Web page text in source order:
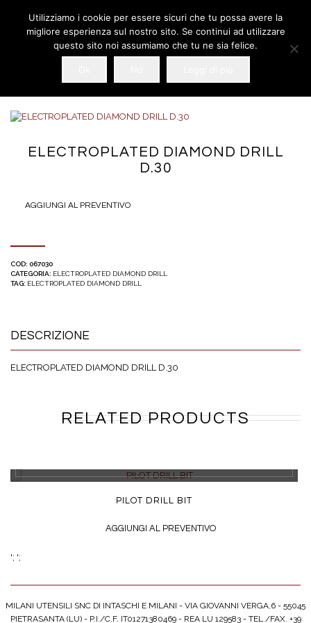
ELECTROPLATED DIAMOND DRILL
D.30
AGGIUNGI AL PREVENTIVO
COD: 067030
CATEGORIA: ELECTROPLATED DIAMOND DRILL
TAG: ELECTROPLATED DIAMOND DRILL
DESCRIZIONE
ELECTROPLATED DIAMOND DRILL D.30
RELATED PRODUCTS
PILOT DRILL BIT
AGGIUNGI AL PREVENTIVO
'; ';
MILANI UTENSILI SNC DI INTASCHI E MILANI - VIA GIOVANNI VERGA,6 - 55045
PIETRASANTA (LU) - P.I./C.F. IT01271380469 - REA LU 129583 - TEL./FAX. +39
Utilizziamo i cookie per essere sicuri che tu possa avere la
migliore esperienza sul nostro sito. Se continui ad utilizzare
questo sito noi assumiamo che tu ne sia felice.